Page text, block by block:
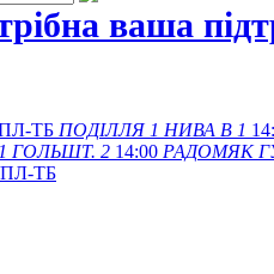
ваша
ТБ ПОДІЛЛЯ 1 НИВА В 1
1 ГОЛЬШТ. 2 14:00 РАДОМЯК
ТБ